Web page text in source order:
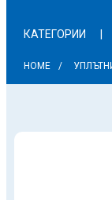
КАТЕГОРИИ
HOME